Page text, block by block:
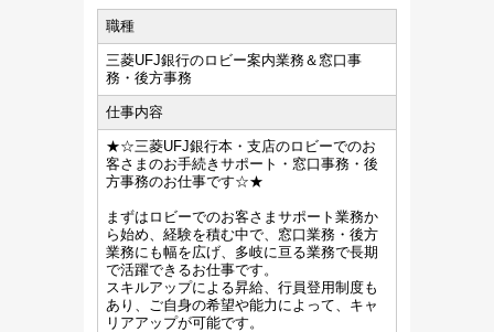
職種
三菱UFJ銀行のロビー案内業務＆窓口事
務・後方事務
仕事内容
★☆三菱UFJ銀行本・支店のロビーでのお
客さまのお手続きサポート・窓口事務・後
方事務のお仕事です☆★
まずはロビーでのお客さまサポート業務か
ら始め、経験を積む中で、窓口業務・後方
業務にも幅を広げ、多岐に亘る業務で長期
で活躍できるお仕事です。
スキルアップによる昇給、行員登用制度も
あり、ご自身の希望や能力によって、キャ
リアアップが可能です。